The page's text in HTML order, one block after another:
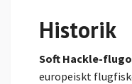
Historik
Soft Hackle-
europeiskt